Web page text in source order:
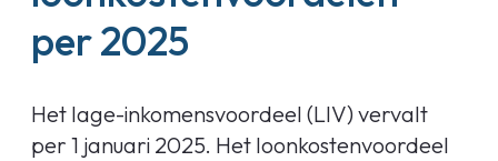
per 2025
Het lage-inkomensvoordeel (LIV) vervalt
per 1 januari 2025. Het loonkostenvoordeel